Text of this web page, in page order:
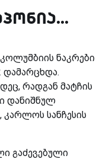
ნაკრები
დამარცხდა.
რადგან მატჩის
დანიშნულ
კარლოს სანჩესის
გაძევებული